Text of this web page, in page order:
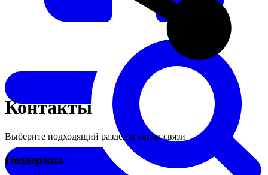
Контакты
Выберите подходящий раздел и канал связи
Поддержка